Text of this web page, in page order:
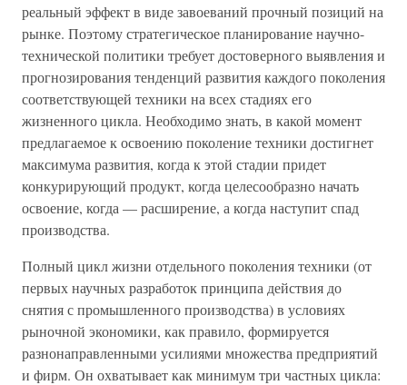
реальный эффект в виде завоеваний прочный позиций на
рынке. Поэтому стратегическое планирование научно-
технической политики требует достоверного выявления и
прогнозирования тенденций развития каждого поколения
соответствующей техники на всех стадиях его
жизненного цикла. Необходимо знать, в какой момент
предлагаемое к освоению поколение техники достигнет
максимума развития, когда к этой стадии придет
конкурирующий продукт, когда целесообразно начать
освоение, когда — расширение, а когда наступит спад
производства.
Полный цикл жизни отдельного поколения техники (от
первых научных разработок принципа действия до
снятия с промышленного производства) в условиях
рыночной экономики, как правило, формируется
разнонаправленными усилиями множества предприятий
и фирм. Он охватывает как минимум три частных цикла: